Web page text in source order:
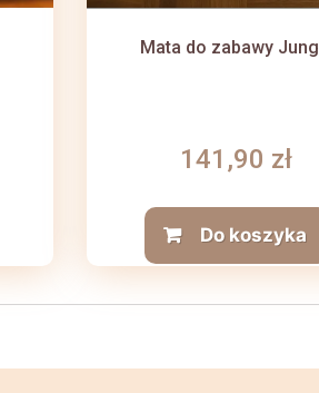
Mata do zabawy
141,90 zł
Do koszyka